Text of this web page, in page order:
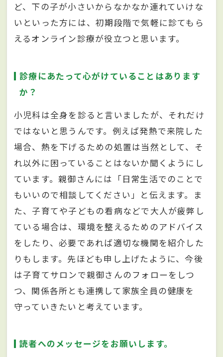
ど、下の子が小さいからなかなか連れていけな
いといった方には、初期段階で気軽に診てもら
えるオンライン診療が役立つと思います。
診療にあたって心がけていることはあります
か？
小児科は全身を診ると言いましたが、それだけ
ではないと思うんです。例えば発熱で来院した
場合、熱を下げるための処置は当然として、そ
れ以外に困っていることはないか聞くようにし
ています。親御さんには「日常生活でのことで
もいいので相談してください」と伝えます。ま
た、子育てや子どもの看病などで大人が疲弊し
ている場合は、環境を整えるためのアドバイス
をしたり、必要であれば適切な機関を紹介した
りもします。先ほども申し上げたように、今後
は子育てサロンで親御さんのフォローをしつ
つ、関係各所とも連携して家族全員の健康を
守っていきたいと考えています。
読者へのメッセージをお願いします。